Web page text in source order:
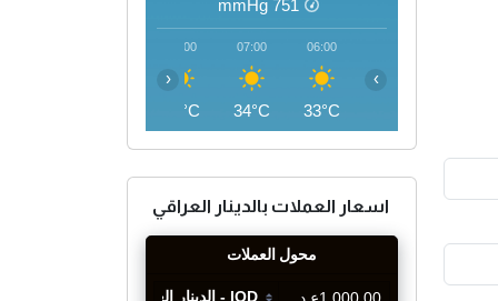
751
mmHg
06:00
33°C
07:00
34°C
08:00
37°C
‹ ›
اسعار العملات بالدينار العراقي